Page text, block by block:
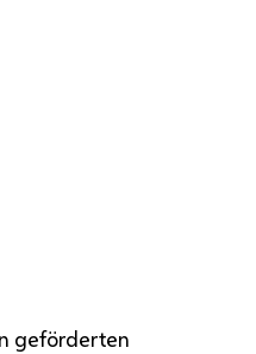
geförderten